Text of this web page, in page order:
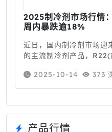
2025制冷剂市场行情
周内暴跌逾18%
近日，国内制冷剂市场迎
的主流制冷剂产品，
一周内从650元/瓶骤降至
注。下面是创弗化工带来
2025-10-14 373
产品行情